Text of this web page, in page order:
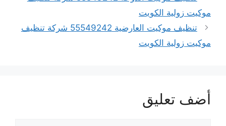
موكيت زولية الكويت
تنظيف موكيت العارضية 55549242 شركة تنظيف
موكيت زولية الكويت
أضف تعليق